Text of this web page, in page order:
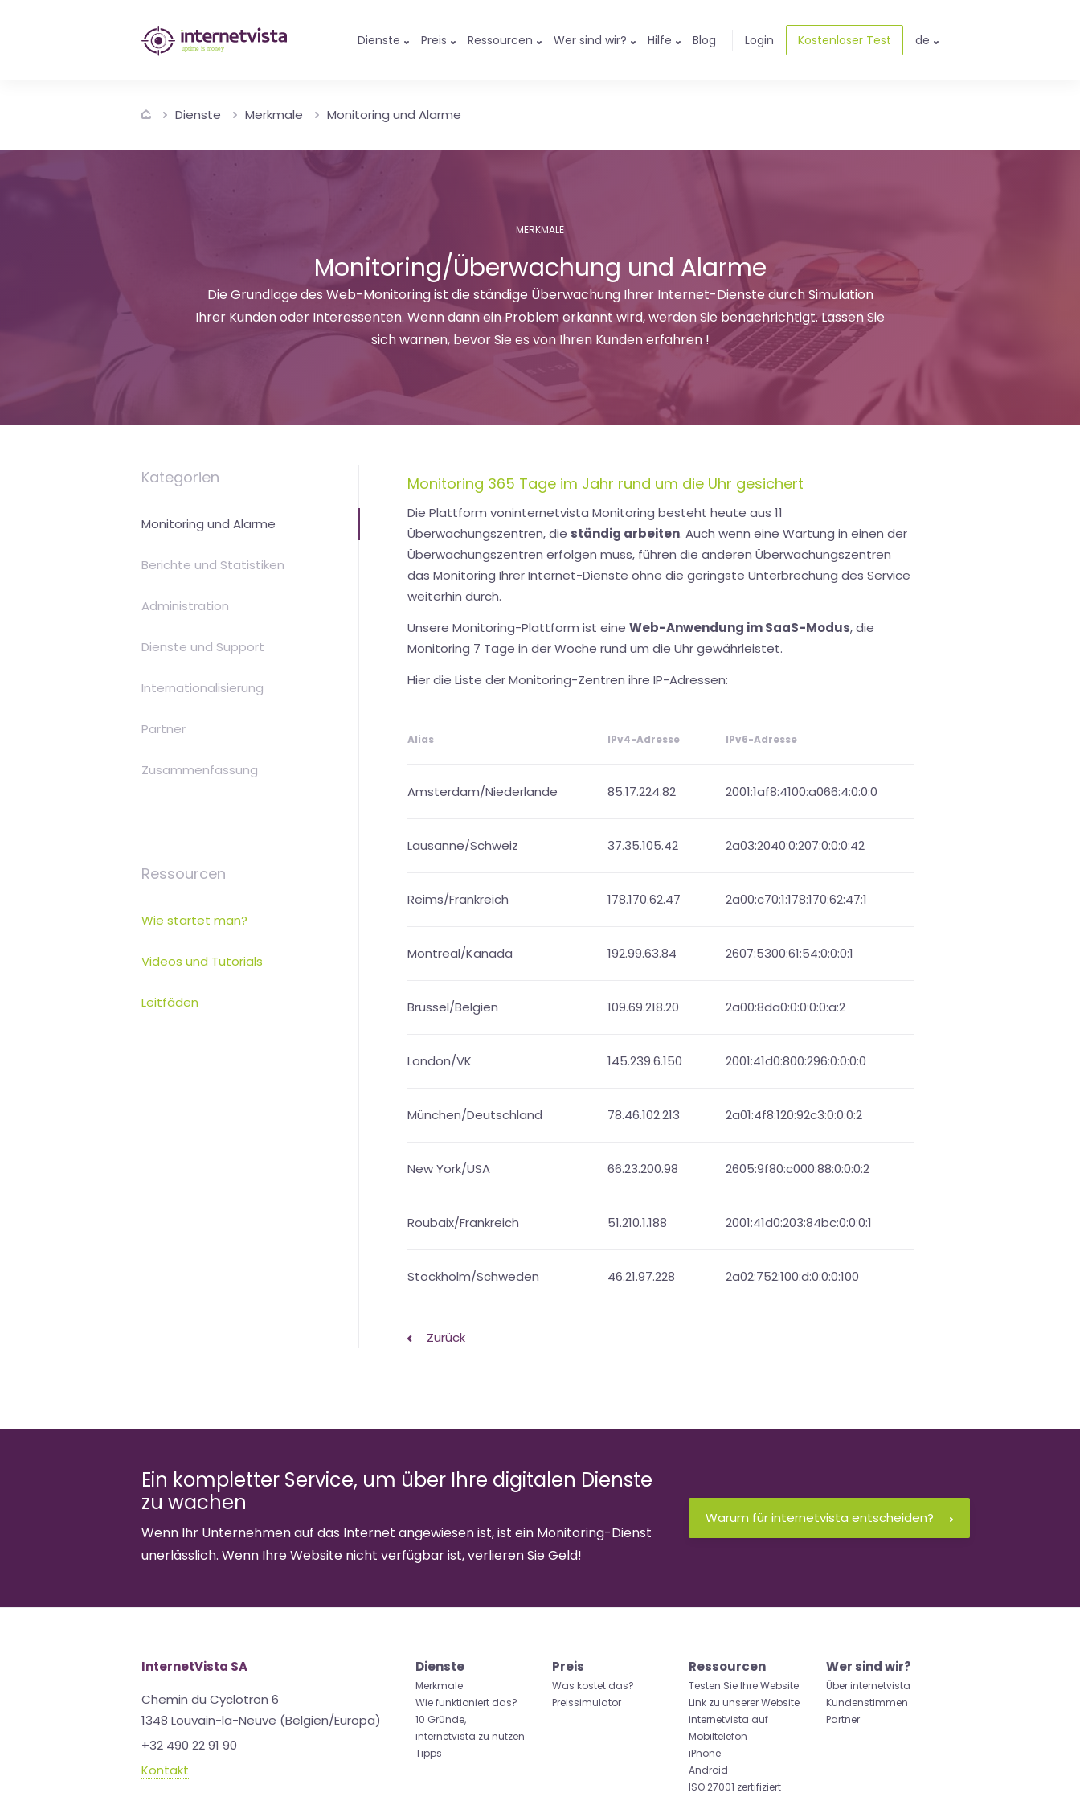
internetvista
-
Diensten
Uptime
Money
Dienste Preis Ressourcen Wer sind wir? Hilfe Blog Login Kostenloser Test de
Dienste Merkmale Monitoring und Alarme
MERKMALE
Monitoring/Überwachung und Alarme
Die Grundlage des Web-Monitoring ist die ständige Überwachung Ihrer Internet-Dienste durch Simulation
Ihrer Kunden oder Interessenten. Wenn dann ein Problem erkannt wird, werden Sie benachrichtigt. Lassen Sie
sich warnen, bevor Sie es von Ihren Kunden erfahren !
Kategorien
Monitoring und Alarme
Berichte und Statistiken
Administration
Dienste und Support
Internationalisierung
Partner
Zusammenfassung
Ressourcen
Wie startet man?
Videos und Tutorials
Leitfäden
Monitoring 365 Tage im Jahr rund um die Uhr gesichert
Die Plattform voninternetvista Monitoring besteht heute aus 11
Überwachungszentren, die ständig arbeiten. Auch wenn eine Wartung in einen der
Überwachungszentren erfolgen muss, führen die anderen Überwachungszentren
das Monitoring Ihrer Internet-Dienste ohne die geringste Unterbrechung des Service
weiterhin durch.
Unsere Monitoring-Plattform ist eine Web-Anwendung im SaaS-Modus, die
Monitoring 7 Tage in der Woche rund um die Uhr gewährleistet.
Hier die Liste der Monitoring-Zentren ihre IP-Adressen:
Alias IPv4-Adresse IPv6-Adresse
Amsterdam/Niederlande 85.17.224.82 2001:1af8:4100:a066:4:0:0:0
Lausanne/Schweiz 37.35.105.42 2a03:2040:0:207:0:0:0:42
Reims/Frankreich 178.170.62.47 2a00:c70:1:178:170:62:47:1
Montreal/Kanada 192.99.63.84 2607:5300:61:54:0:0:0:1
Brüssel/Belgien 109.69.218.20 2a00:8da0:0:0:0:0:a:2
London/VK 145.239.6.150 2001:41d0:800:296:0:0:0:0
München/Deutschland 78.46.102.213 2a01:4f8:120:92c3:0:0:0:2
New York/USA 66.23.200.98 2605:9f80:c000:88:0:0:0:2
Roubaix/Frankreich 51.210.1.188 2001:41d0:203:84bc:0:0:0:1
Stockholm/Schweden 46.21.97.228 2a02:752:100:d:0:0:0:100
Zurück
Ein kompletter Service, um über Ihre digitalen Dienste
zu wachen
Wenn Ihr Unternehmen auf das Internet angewiesen ist, ist ein Monitoring-Dienst
unerlässlich. Wenn Ihre Website nicht verfügbar ist, verlieren Sie Geld!
Warum für internetvista entscheiden?
InternetVista SA
Chemin du Cyclotron 6
1348 Louvain-la-Neuve (Belgien/Europa)
+32 490 22 91 90
Kontakt
Dienste
Merkmale
Wie funktioniert das?
10 Gründe,
internetvista zu nutzen
Tipps
Preis
Was kostet das?
Preissimulator
Ressourcen
Testen Sie Ihre Website
Link zu unserer Website
internetvista auf
Mobiltelefon
iPhone
Android
ISO 27001 zertifiziert
Wer sind wir?
Über internetvista
Kundenstimmen
Partner